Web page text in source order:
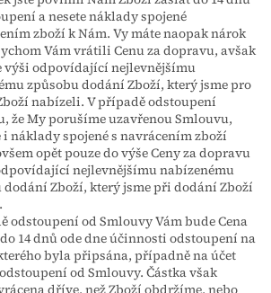
a nesete náklady spojené
zboží k Nám. Vy máte naopak nárok
Vám vrátili Cenu za dopravu, avšak
výši odpovídající nejlevnějšímu
způsobu dodání Zboží, který jsme pro
nabízeli. V případě odstoupení
že My porušíme uzavřenou Smlouvu,
náklady spojené s navrácením zboží
opět pouze do výše Ceny za dopravu
nejlevnějšímu nabízenému
dodání Zboží, který jsme při dodání Zboží
odstoupení od Smlouvy Vám bude Cena
14 dnů ode dne účinnosti odstoupení na
byla připsána, případně na účet
od Smlouvy. Částka však
dříve, než Zboží obdržíme, nebo